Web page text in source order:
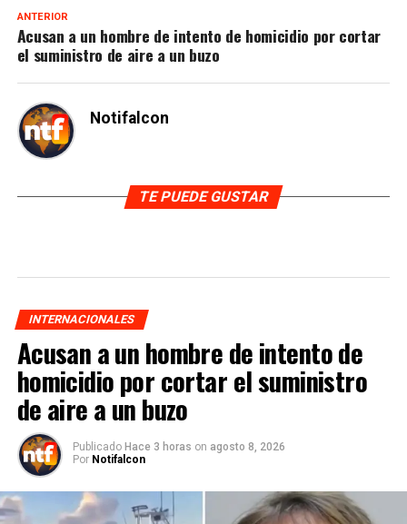
ANTERIOR
Acusan a un hombre de intento de homicidio por cortar
el suministro de aire a un buzo
Notifalcon
TE PUEDE GUSTAR
INTERNACIONALES
Acusan a un hombre de intento de
homicidio por cortar el suministro
de aire a un buzo
Publicado Hace 3 horas on agosto 8, 2026
Por Notifalcon